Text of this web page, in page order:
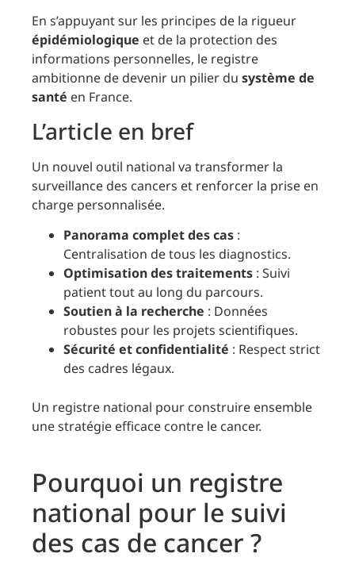
En s’appuyant sur les principes de la rigueur
épidémiologique et de la protection des
informations personnelles, le registre
ambitionne de devenir un pilier du système de
santé en France.
L’article en bref
Un nouvel outil national va transformer la
surveillance des cancers et renforcer la prise en
charge personnalisée.
Panorama complet des cas :
Centralisation de tous les diagnostics.
Optimisation des traitements : Suivi
patient tout au long du parcours.
Soutien à la recherche : Données
robustes pour les projets scientifiques.
Sécurité et confidentialité : Respect strict
des cadres légaux.
Un registre national pour construire ensemble
une stratégie efficace contre le cancer.
Pourquoi un registre
national pour le suivi
des cas de cancer ?